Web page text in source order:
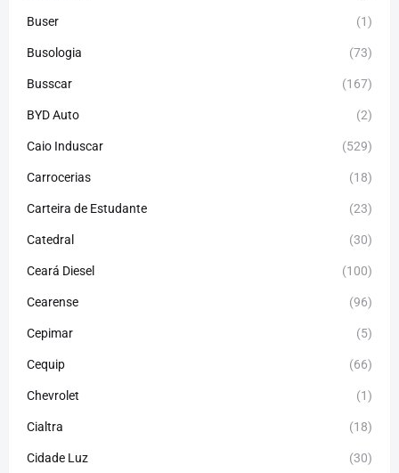
Buser (1)
Busologia (73)
Busscar (167)
BYD Auto (2)
Caio Induscar (529)
Carrocerias (18)
Carteira de Estudante (23)
Catedral (30)
Ceará Diesel (100)
Cearense (96)
Cepimar (5)
Cequip (66)
Chevrolet (1)
Cialtra (18)
Cidade Luz (30)